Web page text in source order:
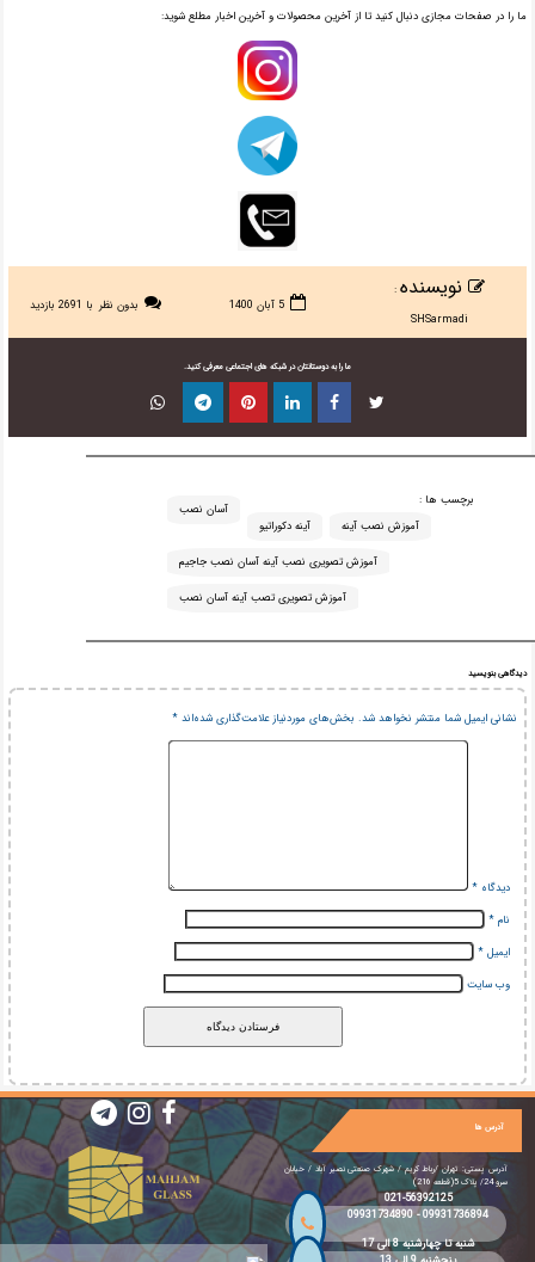
ما را در صفحات مجازی دنبال کنید تا از آخرین محصولات و آخرین اخبار مطلع شوید:
نویسنده:
SHSarmadi
5 آبان 1400 بدون نظر با 2691 بازدید
ما را به دوستانتان در شبکه های اجتماعی معرفی کنید.
برچسب ها :
آسان نصب
آموزش تصویری تصب آینه آسان نصب
آموزش تصویری نصب آینه آسان نصب جاجیم
آموزش نصب آینه آینه دکوراتیو
دیدگاهی بنویسید
نشانی ایمیل شما منتشر نخواهد شد. بخش‌های موردنیاز علامت‌گذاری شده‌اند*
دیدگاه*
نام*
ایمیل*
وب‌ سایت
آدرس ها
آدرس پستی: تهران /رباط کریم / شهرک صنعتی نصیر آباد / خیابان
سرو 24/ پلاک 5(قطعه 216)
021-56392125
09931736894
-
09931734890
شنبه تا چهارشنبه 8 الی 17